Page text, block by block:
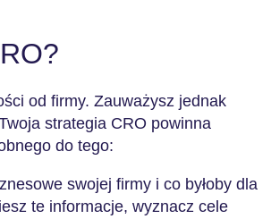
od firmy. Zauważysz jednak
strategia CRO powinna
do tego:
swojej firmy i co byłoby dla
te informacje, wyznacz cele